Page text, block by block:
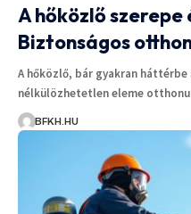
A hőközlő szerepe
Biztonságos
A hőközlő, bár gyakran
nélkülözhetetlen eleme
BFKH.HU